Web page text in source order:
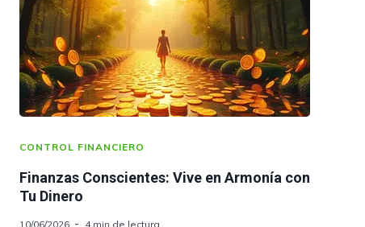
CONTROL FINANCIERO
Finanzas Conscientes: Vive en Armonía con
Tu Dinero
10/06/2026 4 min de lectura